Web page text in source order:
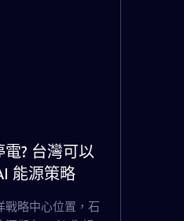
? 台灣可以
能源策略
戰略中心位置，石